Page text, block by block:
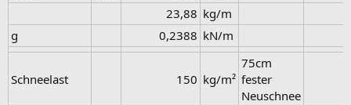
23,88​ kg/m
g
0,2388​ kN/m
Schneelast 150​ kg/m²
75cm
fester
Neuschnee